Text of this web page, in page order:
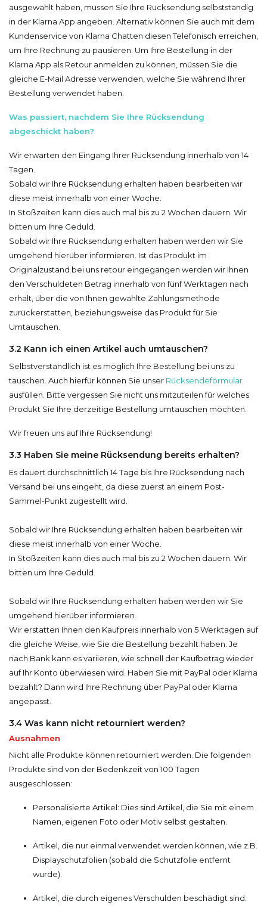
ausgewählt haben, müssen Sie Ihre Rücksendung selbstständig
in der Klarna App angeben. Alternativ können Sie auch mit dem
Kundenservice von Klarna Chatten diesen Telefonisch erreichen,
um Ihre Rechnung zu pausieren. Um Ihre Bestellung in der
Klarna App als Retour anmelden zu können, müssen Sie die
gleiche E-Mail Adresse verwenden, welche Sie während Ihrer
Bestellung verwendet haben.
Was passiert, nachdem Sie Ihre Rücksendung
abgeschickt haben?
Wir erwarten den Eingang Ihrer Rücksendung innerhalb von 14
Tagen.
Sobald wir Ihre Rücksendung erhalten haben bearbeiten wir
diese meist innerhalb von einer Woche.
In Stoßzeiten kann dies auch mal bis zu 2 Wochen dauern. Wir
bitten um Ihre Geduld.
Sobald wir Ihre Rücksendung erhalten haben werden wir Sie
umgehend hierüber informieren. Ist das Produkt im
Originalzustand bei uns retour eingegangen werden wir Ihnen
den Verschuldeten Betrag innerhalb von fünf Werktagen nach
erhalt, über die von Ihnen gewählte Zahlungsmethode
zurückerstatten, beziehungsweise das Produkt für Sie
Umtauschen.
3.2 Kann ich einen Artikel auch umtauschen?
Selbstverständlich ist es möglich Ihre Bestellung bei uns zu
tauschen. Auch hierfür können Sie unser Rücksendeformular
ausfüllen. Bitte vergessen Sie nicht uns mitzuteilen für welches
Produkt Sie Ihre derzeitige Bestellung umtauschen möchten.
Wir freuen uns auf Ihre Rücksendung!
3.3 Haben Sie meine Rücksendung bereits erhalten?
Es dauert durchschnittlich 14 Tage bis Ihre Rücksendung nach
Versand bei uns eingeht, da diese zuerst an einem Post-
Sammel-Punkt zugestellt wird.
Sobald wir Ihre Rücksendung erhalten haben bearbeiten wir
diese meist innerhalb von einer Woche.
In Stoßzeiten kann dies auch mal bis zu 2 Wochen dauern. Wir
bitten um Ihre Geduld.
Sobald wir Ihre Rücksendung erhalten haben werden wir Sie
umgehend hierüber informieren.
Wir erstatten Ihnen den Kaufpreis innerhalb von 5 Werktagen auf
die gleiche Weise, wie Sie die Bestellung bezahlt haben. Je
nach Bank kann es variieren, wie schnell der Kaufbetrag wieder
auf Ihr Konto überwiesen wird. Haben Sie mit PayPal oder Klarna
bezahlt? Dann wird Ihre Rechnung über PayPal oder Klarna
angepasst.
3.4 Was kann nicht retourniert werden?
Ausnahmen
Nicht alle Produkte können retourniert werden. Die folgenden
Produkte sind von der Bedenkzeit von 100 Tagen
ausgeschlossen:
Personalisierte Artikel: Dies sind Artikel, die Sie mit einem
Namen, eigenen Foto oder Motiv selbst gestalten.
Artikel, die nur einmal verwendet werden können, wie z.B.
Displayschutzfolien (sobald die Schutzfolie entfernt
wurde).
Artikel, die durch eigenes Verschulden beschädigt sind.